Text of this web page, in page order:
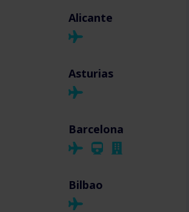
Alicante
Asturias
Barcelona
Bilbao